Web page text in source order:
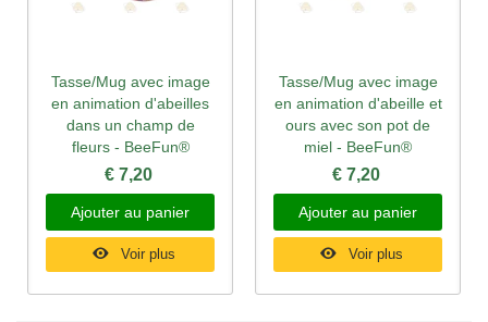
Tasse/Mug avec image
en animation d'abeilles
dans un champ de
fleurs - BeeFun®
€ 7,20
Ajouter au panier
Voir plus
Tasse/Mug avec image
en animation d'abeille et
ours avec son pot de
miel - BeeFun®
€ 7,20
Ajouter au panier
Voir plus